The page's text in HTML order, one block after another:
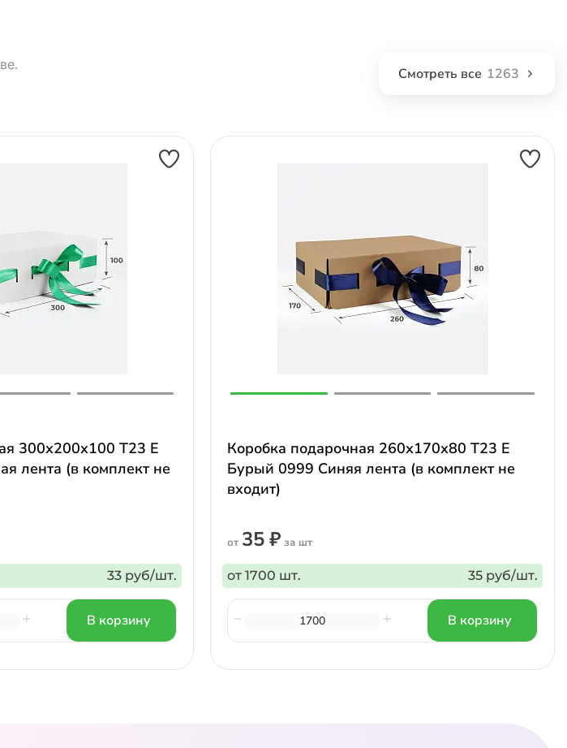
Смотреть все 1263
300х200х100 Т23 E
лента (в комплект не
33 руб/шт.
В корзину
Коробка подарочная 260х170х80 Т23 E
Бурый 0999 Синяя лента (в комплект не
входит)
от 35 ₽ за шт
от 1700 шт. 35 руб/шт.
В корзину